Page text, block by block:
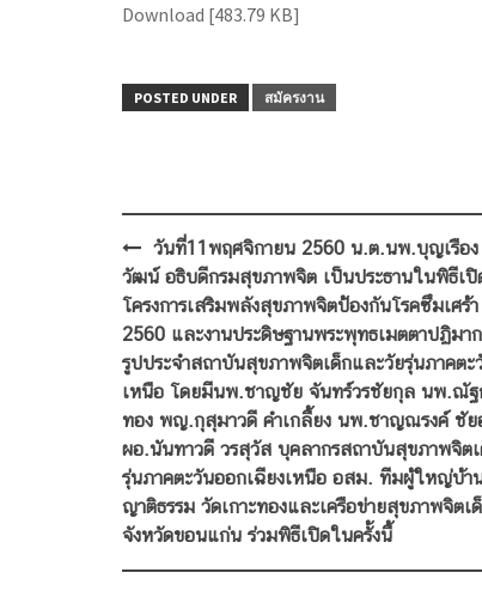
Download [483.79 KB]
POSTED UNDER สมัครงาน
Post
navigation
วันที่11พฤศจิกายน 2560 น.ต.นพ.บุญเรือง
วัฒน์ อธิบดีกรมสุขภาพจิต เป็นประธานในพิธีเปิ
โครงการเสริมพลังสุขภาพจิตป้องกันโรคซึมเศร้
2560 และงานประดิษฐานพระพุทธเมตตาปฏิมา
รูปประจำสถาบันสุขภาพจิตเด็กและวัยรุ่นภาคตะ
เหนือ โดยมีนพ.ชาญชัย จันทร์วรชัยกุล นพ.ณัฐ
ทอง พญ.กุสุมาวดี คำเกลี้ยง นพ.ชาญณรงค์ ชั
ผอ.นันทาวดี วรสุวัส บุคลากรสถาบันสุขภาพจิต
รุ่นภาคตะวันออกเฉียงเหนือ อสม. ทีมผู้ใหญ่บ้า
ญาติธรรม วัดเกาะทองและเครือข่ายสุขภาพจิตเ
จังหวัดขอนแก่น ร่วมพิธีเปิดในครั้งนี้